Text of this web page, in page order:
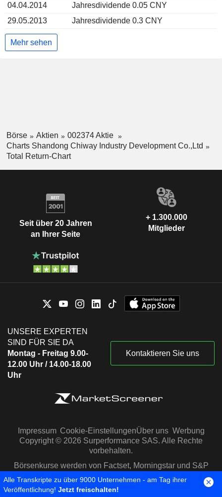
04.04.2014
Jahresdividende 0.05 CNY
29.05.2013
Jahresdividende 0.3 CNY
Mehr sehen
Börse Aktien
002374 Aktie
Charts Shandong Chiway Industry Development Co.,Ltd
Total Return-Chart
Seit über 20 Jahren
an Ihrer Seite
+ 1.300.000
Mitglieder
UNSERE EXPERTEN
SIND FÜR SIE DA
Montag - Freitag 9.00-
12.00 Uhr / 14.00-18.00
Uhr
Kontaktieren Sie uns
Impressum Cookie-EinstellungenÜber uns Werbung
Copyright © 2026 Surperformance SAS. Alle Rechte
vorbehalten.
Börsenkurse werden von Factset, Morningstar und S&P
Capital IQ zur Verfügung gestellt
Alle Transkripte zu über 9000 Unternehmen - am Tag ihrer
Veröffentlichung! Jetzt freischalten!